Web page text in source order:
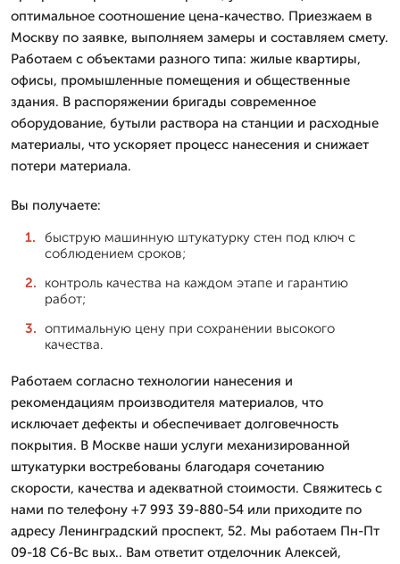
оптимальное соотношение цена-качество. Приезжаем в
Москву по заявке, выполняем замеры и составляем смету.
Работаем с объектами разного типа: жилые квартиры,
офисы, промышленные помещения и общественные
здания. В распоряжении бригады современное
оборудование, бутыли раствора на станции и расходные
материалы, что ускоряет процесс нанесения и снижает
потери материала.
Вы получаете:
быструю машинную штукатурку стен под ключ с
соблюдением сроков;
контроль качества на каждом этапе и гарантию
работ;
оптимальную цену при сохранении высокого
качества.
Работаем согласно технологии нанесения и
рекомендациям производителя материалов, что
исключает дефекты и обеспечивает долговечность
покрытия. В Москве наши услуги механизированной
штукатурки востребованы благодаря сочетанию
скорости, качества и адекватной стоимости. Свяжитесь с
нами по телефону +7 993 39-880-54 или приходите по
адресу Ленинградский проспект, 52. Мы работаем Пн-Пт
09-18 Сб-Вс вых.. Вам ответит отделочник Алексей,